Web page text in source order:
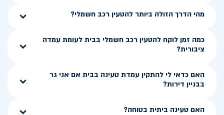
מהי הדרך הזולה ביותר להטעין רכב חשמלי?
כמה זמן לוקח להטעין רכב חשמלי בבית לעומת עמדה
ציבורית?
האם כדאי לי להתקין עמדת טעינה בבית אם אני גר
בבניין דירות?
האם טעינה ביתית בטוחה?